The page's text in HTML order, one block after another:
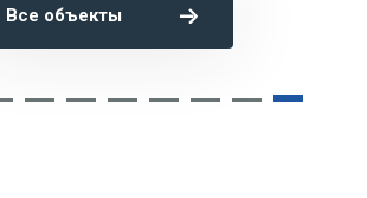
Все объекты